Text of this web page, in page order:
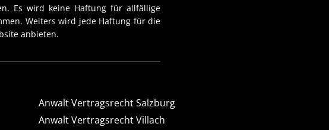
Es wird keine Haftung für allfällige
Weiters wird jede Haftung für die
anbieten.
Anwalt Vertragsrecht Salzburg
Anwalt Vertragsrecht Villach